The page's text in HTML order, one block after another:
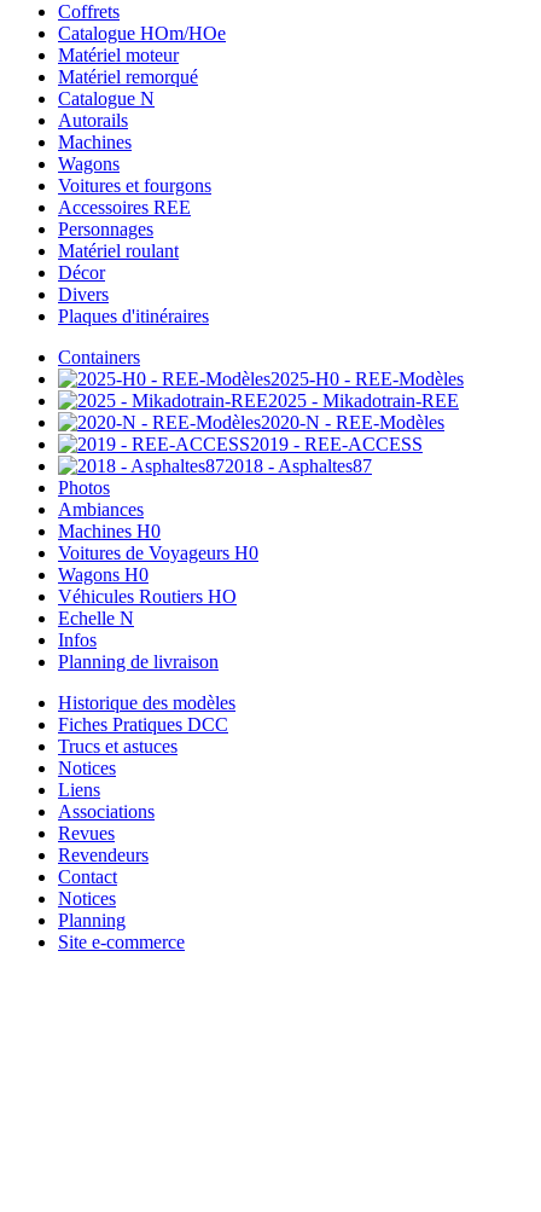
Coffrets
Catalogue HOm/HOe
Matériel moteur
Matériel remorqué
Catalogue N
Autorails
Machines
Wagons
Voitures et fourgons
Accessoires REE
Personnages
Matériel roulant
Décor
Divers
Plaques d'itinéraires
Containers
2025-H0 - REE-Modèles
2025 - Mikadotrain-REE
2020-N - REE-Modèles
2019 - REE-ACCESS
2018 - Asphaltes87
Photos
Ambiances
Machines H0
Voitures de Voyageurs H0
Wagons H0
Véhicules Routiers HO
Echelle N
Infos
Planning de livraison
Historique des modèles
Fiches Pratiques DCC
Trucs et astuces
Notices
Liens
Associations
Revues
Revendeurs
Contact
Notices
Planning
Site e-commerce